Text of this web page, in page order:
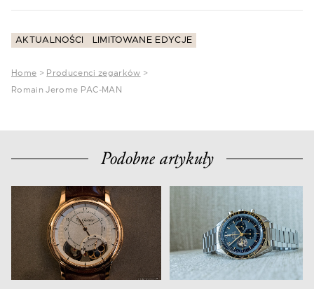
AKTUALNOŚCI LIMITOWANE EDYCJE
Home > Producenci zegarków >
Romain Jerome PAC-MAN
Podobne artykuły